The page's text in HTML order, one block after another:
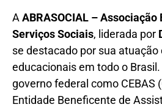
A ABRASOCIAL –
Serviços Sociais, liderada por
se destacado por sua
educacionais em todo o
governo federal como CEBAS
Entidade Beneficente de